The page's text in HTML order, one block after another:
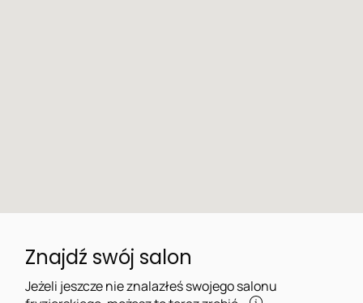
Znajdź swój salon
Jeżeli jeszcze nie znalazłeś swojego salonu